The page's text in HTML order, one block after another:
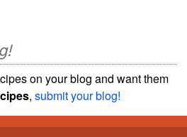
on your blog and want them
, submit your blog!